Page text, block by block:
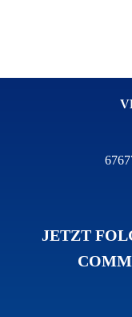
JETZT